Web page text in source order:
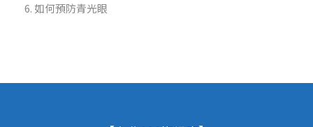
如何預防青光眼